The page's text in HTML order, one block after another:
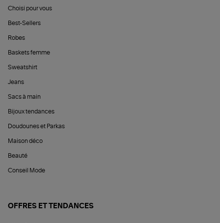
Choisi pour vous
Best-Sellers
Robes
Baskets femme
Sweatshirt
Jeans
Sacs à main
Bijoux tendances
Doudounes et Parkas
Maison déco
Beauté
Conseil Mode
OFFRES ET TENDANCES